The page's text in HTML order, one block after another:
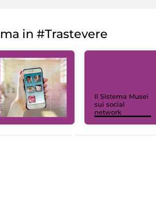
in #Trastevere
Il Sistema Musei
sui social
network